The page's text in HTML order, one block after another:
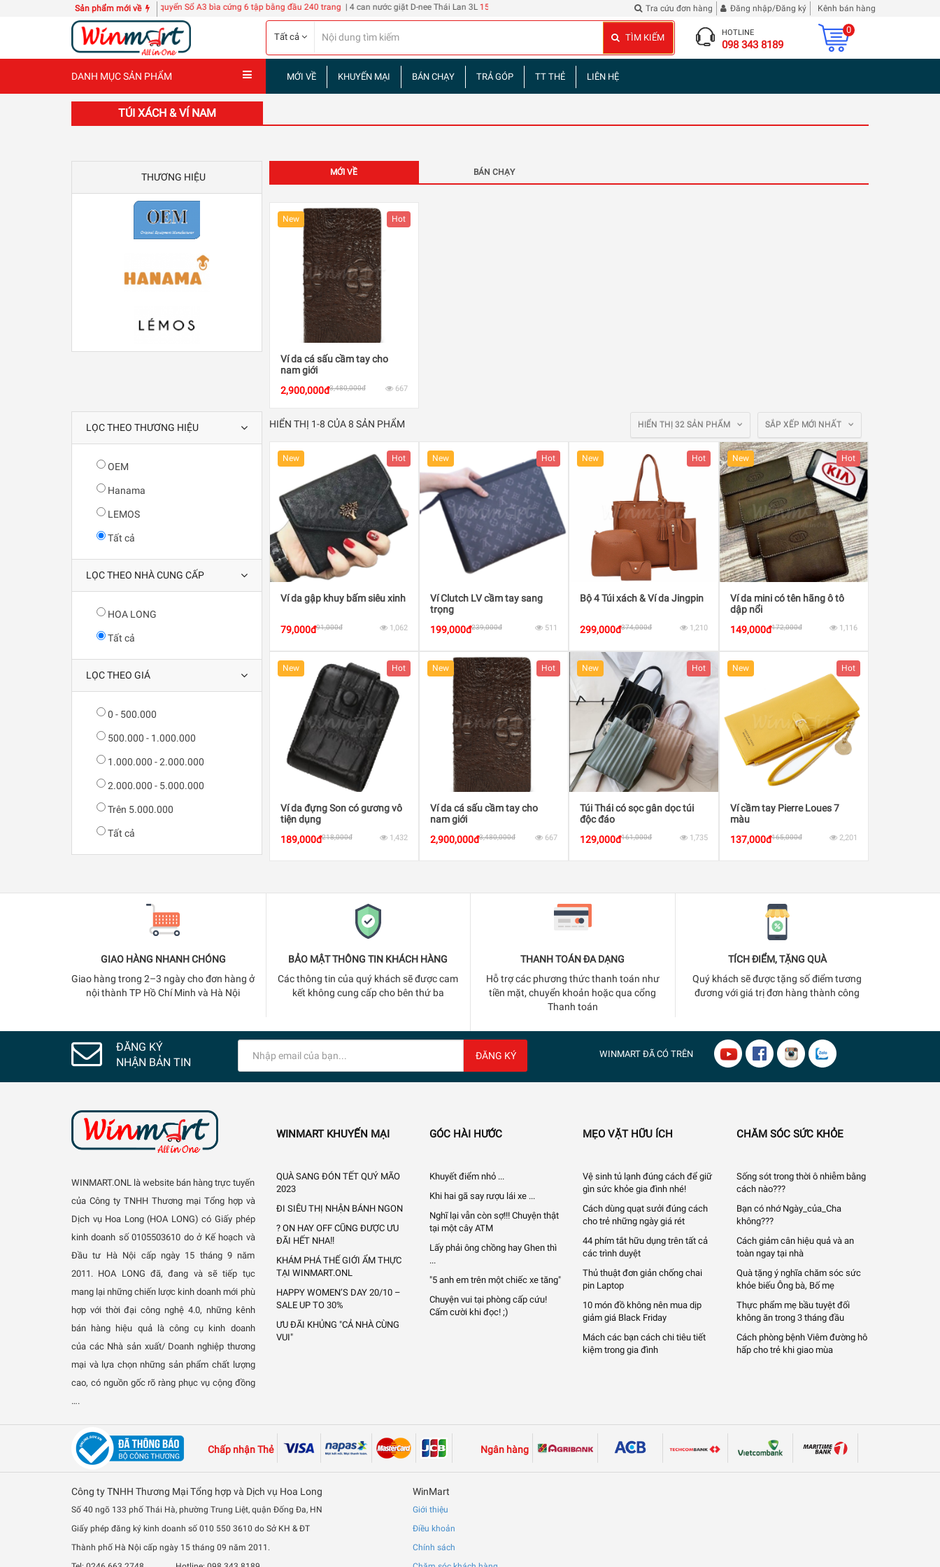
Sản phẩm mới về
ly tách POLY-TECH KZ11810 quyển Sổ A3 bìa cứng 6 tập bằng đầu 240 trang | 4 can nước giặt D-nee Thái Lan 3L 150 cái Bao đựng thẻ nhân viên 108 | 60 tập truyện tranh Tam Quốc Diễn NghĩaĐừng phê bình tôi | 2 chai Rượu Vang Hibiscus
Tra cứu đơn hàng Đăng nhập/Đăng ký Kênh bán hàng
Tất cả TÌM KIẾM HOTLINE
098 343 8189
0
DANH MỤC SẢN PHẨM MỚI VỀ KHUYẾN MẠI BÁN CHẠY TRẢ GÓP TT THẺ LIÊN HỆ
TÚI XÁCH & VÍ NAM
THƯƠNG HIỆU MỚI VỀ BÁN CHẠY
New Hot
Ví da cá sấu cầm tay cho
nam giới
2,900,000đ3,480,000đ 667
LỌC THEO THƯƠNG HIỆU
OEM
Hanama
LEMOS
Tất cả
LỌC THEO NHÀ CUNG CẤP
HOA LONG
Tất cả
LỌC THEO GIÁ
0 - 500.000
500.000 - 1.000.000
1.000.000 - 2.000.000
2.000.000 - 5.000.000
Trên 5.000.000
Tất cả
HIỂN THỊ 1-8 CỦA 8 SẢN PHẨM SẮP XẾP MỚI NHẤT
HIỂN THỊ 32 SẢN PHẨM
New Hot
Ví da gập khuy bấm siêu xinh
79,000đ91,000đ 1,062
New Hot
Ví Clutch LV cầm tay sang
trọng
199,000đ239,000đ 511
New Hot
Bộ 4 Túi xách & Ví da Jingpin
299,000đ374,000đ 1,210
New Hot
Ví da mini có tên hãng ô tô
dập nổi
149,000đ172,000đ 1,116
New Hot
Ví da đựng Son có gương vô
tiện dụng
189,000đ218,000đ 1,432
New Hot
Ví da cá sấu cầm tay cho
nam giới
2,900,000đ3,480,000đ 667
New Hot
Túi Thái có sọc gân dọc túi
độc đáo
129,000đ161,000đ 1,735
New Hot
Ví cầm tay Pierre Loues 7
màu
137,000đ165,000đ 2,201
GIAO HÀNG NHANH CHÓNG
Giao hàng trong 2–3 ngày cho đơn hàng ở
nội thành TP Hồ Chí Minh và Hà Nội
BẢO MẬT THÔNG TIN KHÁCH HÀNG
Các thông tin của quý khách sẽ được cam
kết không cung cấp cho bên thứ ba
THANH TOÁN ĐA DẠNG
Hỗ trợ các phương thức thanh toán như
tiền mặt, chuyển khoản hoặc qua cổng
Thanh toán
TÍCH ĐIỂM, TẶNG QUÀ
Quý khách sẽ được tặng số điểm tương
đương với giá trị đơn hàng thành công
ĐĂNG KÝ
NHẬN BẢN TIN
ĐĂNG KÝ WINMARTĐÃ CÓ TRÊN
WINMART.ONL là website bán hàng trực tuyến
của Công ty TNHH Thương mại Tổng hợp và
Dịch vụ Hoa Long (HOA LONG) có Giấy phép
kinh doanh số 0105503610 do ở Kế hoạch và
Đầu tư Hà Nội cấp ngày 15 tháng 9 năm
2011. HOA LONG đã, đang và sẽ tiếp tục
mang lại những chiến lược kinh doanh mới phù
hợp với thời đại công nghệ 4.0, những kênh
bán hàng hiệu quả là công cụ kinh doanh
của các Nhà sản xuất/ Doanh nghiệp thương
mại và lựa chọn những sản phẩm chất lượng
cao, có nguồn gốc rõ ràng phục vụ cộng đồng
….
WINMART KHUYẾN MẠI
QUÀ SANG ĐÓN TẾT QUÝ MÃO
2023
ĐI SIÊU THỊ NHẬN BÁNH NGON
? ON HAY OFF CŨNG ĐƯỢC ƯU
ĐÃI HẾT NHA‼
KHÁM PHÁ THẾ GIỚI ẨM THỰC
TẠI WINMART.ONL
HAPPY WOMEN’S DAY 20/10 –
SALE UP TO 30%
ƯU ĐÃI KHỦNG "CẢ NHÀ CÙNG
VUI"
GÓC HÀI HƯỚC
Khuyết điểm nhỏ ...
Khi hai gã say rượu lái xe ...
Nghĩ lại vẫn còn sợ!!! Chuyện thật
tại một cây ATM
Lấy phải ông chồng hay Ghen thì
...
"5 anh em trên một chiếc xe tăng"
Chuyện vui tại phòng cấp cứu!
Cấm cười khi đọc! ;)
MẸO VẶT HỮU ÍCH
Vệ sinh tủ lạnh đúng cách để giữ
gìn sức khỏe gia đình nhé!
Cách dùng quạt sưởi đúng cách
cho trẻ những ngày giá rét
44 phím tắt hữu dụng trên tất cả
các trình duyệt
Thủ thuật đơn giản chống chai
pin Laptop
10 món đồ không nên mua dịp
giảm giá Black Friday
Mách các bạn cách chi tiêu tiết
kiệm trong gia đình
CHĂM SÓC SỨC KHỎE
Sống sót trong thời ô nhiễm bằng
cách nào???
Bạn có nhớ Ngày_của_Cha
không???
Cách giảm cân hiệu quả và an
toàn ngay tại nhà
Quà tặng ý nghĩa chăm sóc sức
khỏe biếu Ông bà, Bố mẹ
Thực phẩm mẹ bầu tuyệt đối
không ăn trong 3 tháng đầu
Cách phòng bệnh Viêm đường hô
hấp cho trẻ khi giao mùa
Chấp nhận Thẻ Ngân hàng
Công ty TNHH Thương Mại Tổng hợp và Dịch vụ Hoa Long
Số 40 ngõ 133 phố Thái Hà, phường Trung Liệt, quận Đống Đa, HN
Giấy phép đăng ký kinh doanh số 010 550 3610 do Sở KH & ĐT
Thành phố Hà Nội cấp ngày 15 tháng 09 năm 2011.
WinMart
Giới thiệu
Điều khoản
Chính sách